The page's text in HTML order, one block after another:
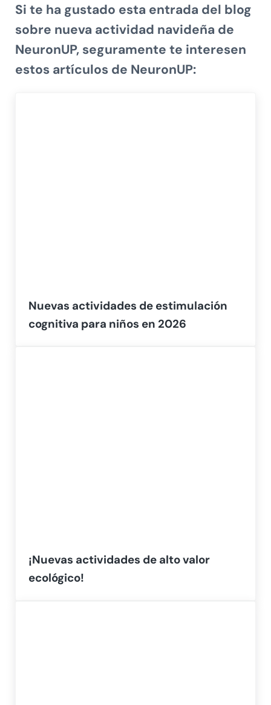
Si te ha gustado esta entrada del blog
sobre nueva actividad navideña de
NeuronUP, seguramente te interesen
estos artículos de NeuronUP:
Nuevas actividades de estimulación
cognitiva para niños en 2026
¡Nuevas actividades de alto valor
ecológico!